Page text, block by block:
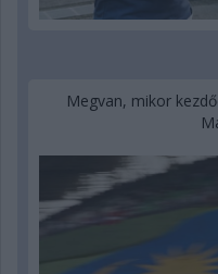
Megvan, mikor